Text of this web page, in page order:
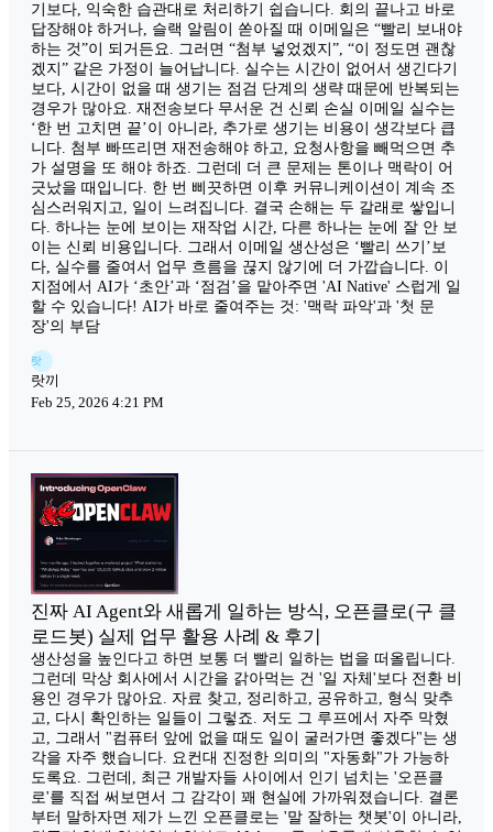
기보다, 익숙한 습관대로 처리하기 쉽습니다. 회의 끝나고 바로
답장해야 하거나, 슬랙 알림이 쏟아질 때 이메일은 “빨리 보내야
하는 것”이 되거든요. 그러면 “첨부 넣었겠지”, “이 정도면 괜찮
겠지” 같은 가정이 늘어납니다. 실수는 시간이 없어서 생긴다기
보다, 시간이 없을 때 생기는 점검 단계의 생략 때문에 반복되는
경우가 많아요. 재전송보다 무서운 건 신뢰 손실 이메일 실수는
‘한 번 고치면 끝’이 아니라, 추가로 생기는 비용이 생각보다 큽
니다. 첨부 빠뜨리면 재전송해야 하고, 요청사항을 빼먹으면 추
가 설명을 또 해야 하죠. 그런데 더 큰 문제는 톤이나 맥락이 어
긋났을 때입니다. 한 번 삐끗하면 이후 커뮤니케이션이 계속 조
심스러워지고, 일이 느려집니다. 결국 손해는 두 갈래로 쌓입니
다. 하나는 눈에 보이는 재작업 시간, 다른 하나는 눈에 잘 안 보
이는 신뢰 비용입니다. 그래서 이메일 생산성은 ‘빨리 쓰기’보
다, 실수를 줄여서 업무 흐름을 끊지 않기에 더 가깝습니다. 이
지점에서 AI가 ‘초안’과 ‘점검’을 맡아주면 'AI Native' 스럽게 일
할 수 있습니다! AI가 바로 줄여주는 것: '맥락 파악'과 '첫 문
장'의 부담
랏
랏끼
Feb 25, 2026 4:21 PM
진짜 AI Agent와 새롭게 일하는 방식, 오픈클로(구 클
로드봇) 실제 업무 활용 사례 & 후기
생산성을 높인다고 하면 보통 더 빨리 일하는 법을 떠올립니다.
그런데 막상 회사에서 시간을 갉아먹는 건 '일 자체'보다 전환 비
용인 경우가 많아요. 자료 찾고, 정리하고, 공유하고, 형식 맞추
고, 다시 확인하는 일들이 그렇죠. 저도 그 루프에서 자주 막혔
고, 그래서 "컴퓨터 앞에 없을 때도 일이 굴러가면 좋겠다"는 생
각을 자주 했습니다. 요컨대 진정한 의미의 "자동화"가 가능하
도록요. 그런데, 최근 개발자들 사이에서 인기 넘치는 '오픈클
로'를 직접 써보면서 그 감각이 꽤 현실에 가까워졌습니다. 결론
부터 말하자면 제가 느낀 오픈클로는 '말 잘하는 챗봇'이 아니라,